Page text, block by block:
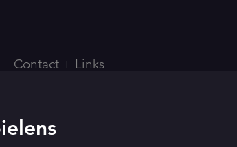
Contact + Links